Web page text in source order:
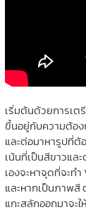
เริ่มต้นด้วยการเต
ขึ้นอยู่กับความต้อง
และต่อมาหารูปที่ต้
เน้นที่เป็นสีขาวแล
เองจะหาจุดที่จะท
และหากเป็นภาพสี
แกะสลักออกมาจะ